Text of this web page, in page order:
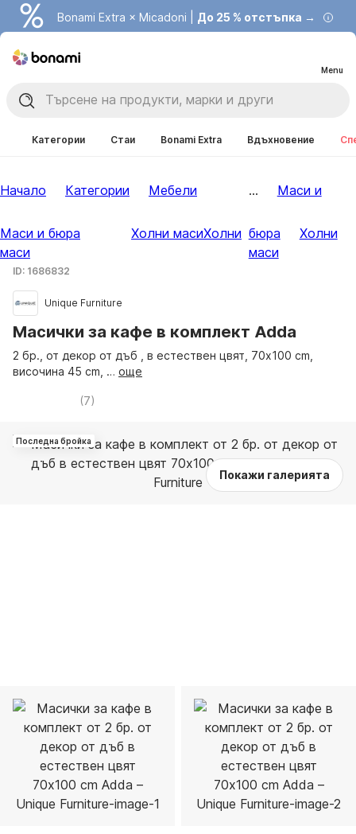
Bonami Extra × Micadoni | До 25 % отстъпка →
Menu
Категории Стаи Bonami Extra Вдъхновение
Начало Категории Мебели
Маси и бюра Холни масиХолни
маси
... Маси и
бюра
Холни
маси
Покажи галерията
Последна бройка
ID: 1686832
Unique Furniture
Масички за кафе в комплект Adda
2 бр., от декор от дъб , в естествен цвят, 70x100 cm,
височина 45 cm , … още
(7)